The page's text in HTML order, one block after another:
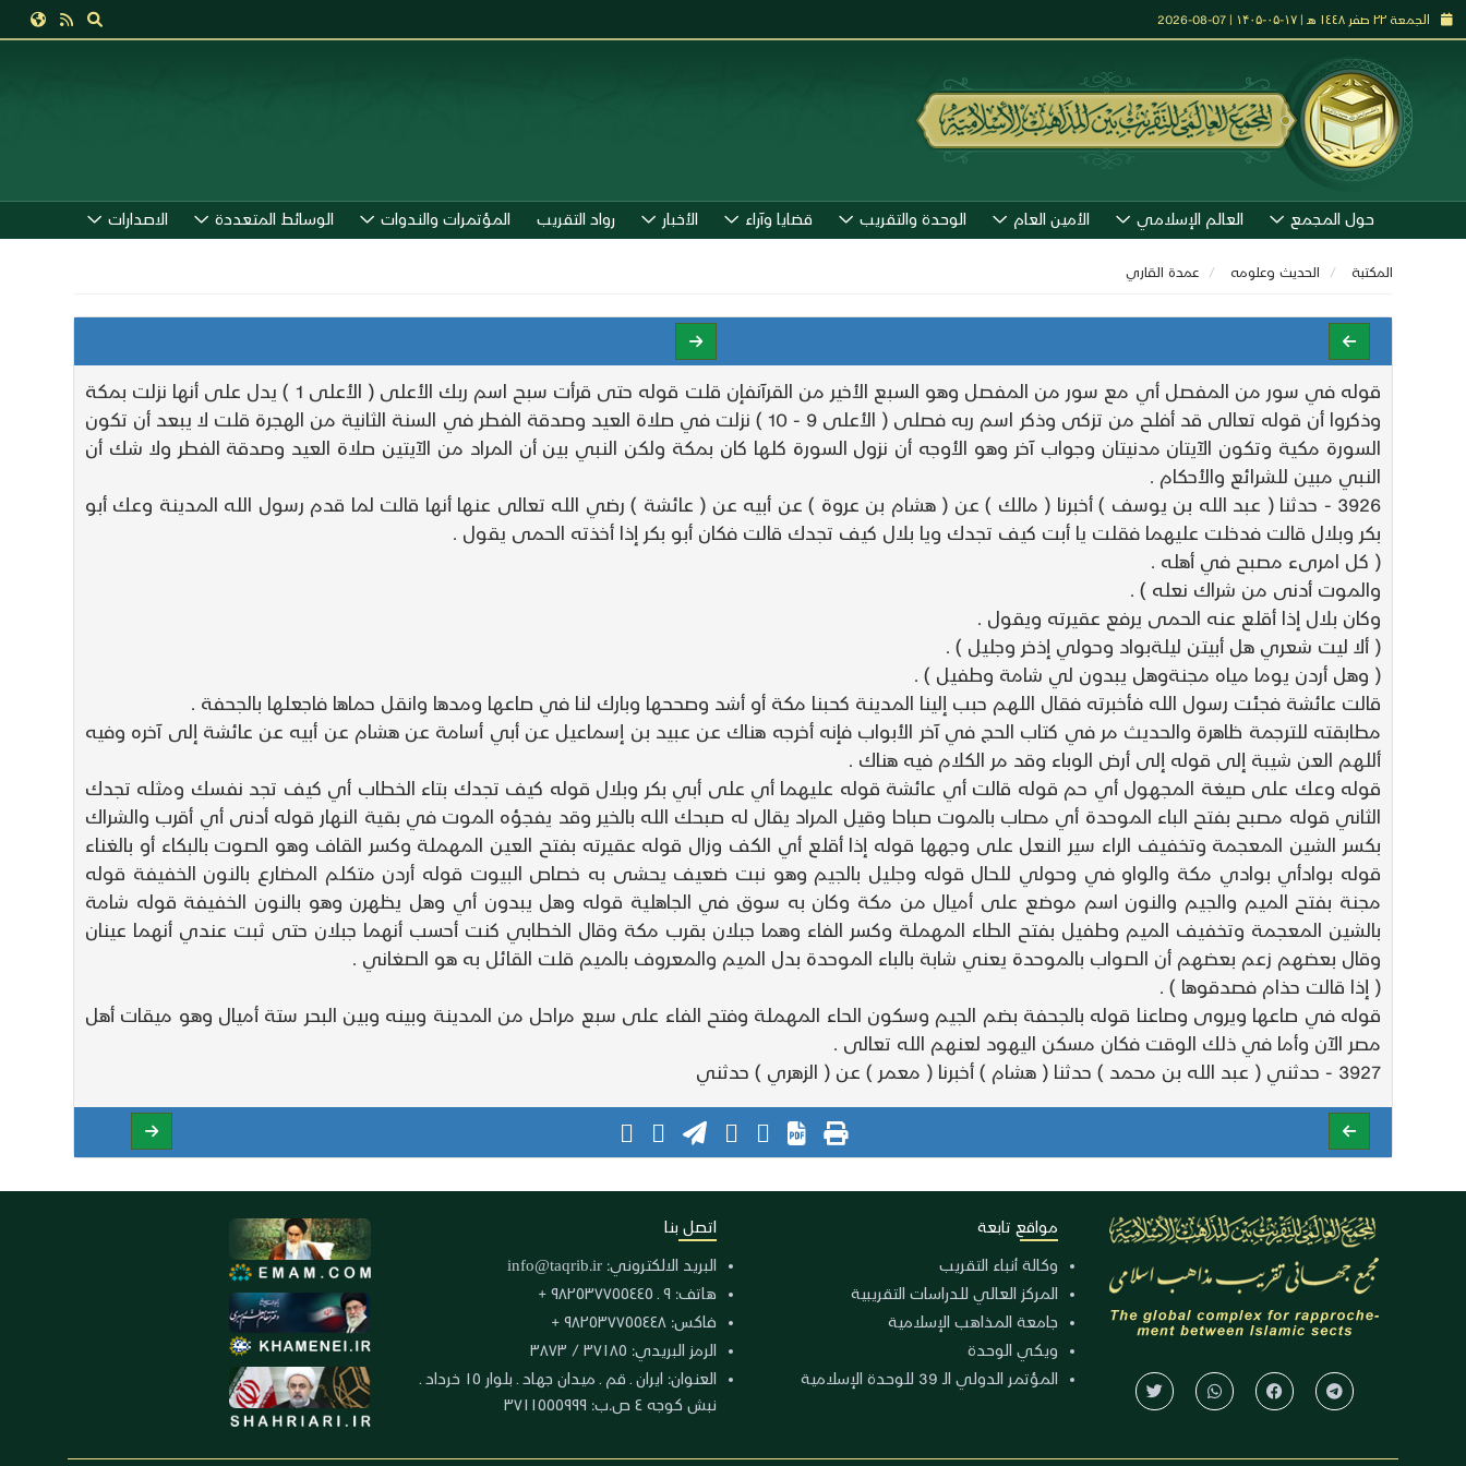
الجمعة ٢٢ صفر ١٤٤٨ هـ | ۱۷-۰۵-۱۴۰۵ | 07-08-2026
حول المجمع العالم الإسلامي الأمين العام الوحدة والتقريب قضايا وآراء الأخبار رواد التقريب المؤتمرات والندوات الوسائط المتعددة الاصدارات
المكتبة الحديث وعلومه عمدة القاري
قوله في سور من المفصل أي مع سور من المفصل وهو السبع الأخير من القرآنفإن قلت قوله حتى قرأت سبح اسم ربك الأعلى ( الأعلى 1 ) يدل على أنها نزلت بمكة
وذكروا أن قوله تعالى قد أفلح من تزكى وذكر اسم ربه فصلى ( الأعلى 9 - 10 ) نزلت في صلاة العيد وصدقة الفطر في السنة الثانية من الهجرة قلت لا يبعد أن تكون
السورة مكية وتكون الآيتان مدنيتان وجواب آخر وهو الأوجه أن نزول السورة كلها كان بمكة ولكن النبي بين أن المراد من الآيتين صلاة العيد وصدقة الفطر ولا شك أن
النبي مبين للشرائع والأحكام .
3926 - حدثنا ( عبد الله بن يوسف ) أخبرنا ( مالك ) عن ( هشام بن عروة ) عن أبيه عن ( عائشة ) رضي الله تعالى عنها أنها قالت لما قدم رسول الله المدينة وعك أبو
بكر وبلال قالت فدخلت عليهما فقلت يا أبت كيف تجدك ويا بلال كيف تجدك قالت فكان أبو بكر إذا أخذته الحمى يقول .
( كل امرىء مصبح في أهله .
والموت أدنى من شراك نعله ) .
وكان بلال إذا أقلع عنه الحمى يرفع عقيرته ويقول .
( ألا ليت شعري هل أبيتن ليلةبواد وحولي إذخر وجليل ) .
( وهل أردن يوما مياه مجنةوهل يبدون لي شامة وطفيل ) .
قالت عائشة فجئت رسول الله فأخبرته فقال اللهم حبب إلينا المدينة كحبنا مكة أو أشد وصححها وبارك لنا في صاعها ومدها وانقل حماها فاجعلها بالجحفة .
مطابقته للترجمة ظاهرة والحديث مر في كتاب الحج في آخر الأبواب فإنه أخرجه هناك عن عبيد بن إسماعيل عن أبي أسامة عن هشام عن أبيه عن عائشة إلى آخره وفيه
أللهم العن شيبة إلى قوله إلى أرض الوباء وقد مر الكلام فيه هناك .
قوله وعك على صيغة المجهول أي حم قوله قالت أي عائشة قوله عليهما أي على أبي بكر وبلال قوله كيف تجدك بتاء الخطاب أي كيف تجد نفسك ومثله تجدك
الثاني قوله مصبح بفتح الباء الموحدة أي مصاب بالموت صباحا وقيل المراد يقال له صبحك الله بالخير وقد يفجؤه الموت في بقية النهار قوله أدنى أي أقرب والشراك
بكسر الشين المعجمة وتخفيف الراء سير النعل على وجهها قوله إذا أقلع أي الكف وزال قوله عقيرته بفتح العين المهملة وكسر القاف وهو الصوت بالبكاء أو بالغناء
قوله بوادأي بوادي مكة والواو في وحولي للحال قوله وجليل بالجيم وهو نبت ضعيف يحشى به خصاص البيوت قوله أردن متكلم المضارع بالنون الخفيفة قوله
مجنة بفتح الميم والجيم والنون اسم موضع على أميال من مكة وكان به سوق في الجاهلية قوله وهل يبدون أي وهل يظهرن وهو بالنون الخفيفة قوله شامة
بالشين المعجمة وتخفيف الميم وطفيل بفتح الطاء المهملة وكسر الفاء وهما جبلان بقرب مكة وقال الخطابي كنت أحسب أنهما جبلان حتى ثبت عندي أنهما عينان
وقال بعضهم زعم بعضهم أن الصواب بالموحدة يعني شابة بالباء الموحدة بدل الميم والمعروف بالميم قلت القائل به هو الصغاني .
( إذا قالت حذام فصدقوها ) .
قوله في صاعها ويروى وصاعنا قوله بالجحفة بضم الجيم وسكون الحاء المهملة وفتح الفاء على سبع مراحل من المدينة وبينه وبين البحر ستة أميال وهو ميقات أهل
مصر الآن وأما في ذلك الوقت فكان مسكن اليهود لعنهم الله تعالى .
3927 - حدثني ( عبد الله بن محمد ) حدثنا ( هشام ) أخبرنا ( معمر ) عن ( الزهري ) حدثني
مواقع تابعة
وكالة أنباء التقريب
المركز العالي للدراسات التقريبية
جامعة المذاهب الإسلامية
ويكي الوحدة
المؤتمر الدولي الـ 39 للوحدة الإسلامية
اتصل بنا
البريد الالكتروني: info@taqrib.ir
هاتف: ٩ ـ ٩٨٢٥٣٧٧٥٥٤٤٥ +
فاكس: ٩٨٢٥٣٧٧٥٥٤٤٨ +
الرمز البريدي: ٣٧١٨٥ / ٣٨٧٣
العنوان: ايران ـ قم ـ ميدان جهاد ـ بلوار ١٥ خرداد ـ
نبش كوجه ٤ ص.ب: ٣٧١١٥٥٥٩٩٩